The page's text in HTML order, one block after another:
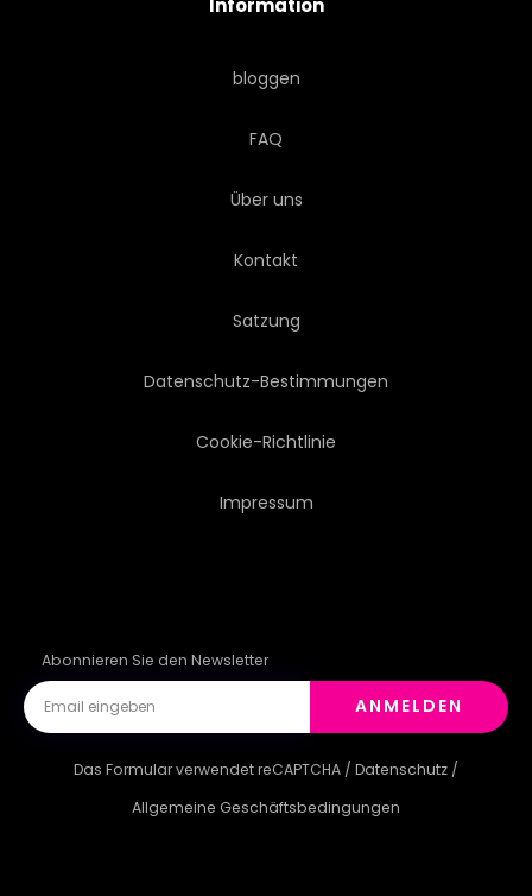
bloggen
FAQ
Über uns
Kontakt
Satzung
Datenschutz-Bestimmungen
Cookie-Richtlinie
Impressum
Abonnieren Sie den Newsletter
ANMELDEN
Das Formular verwendet reCAPTCHA / Datenschutz /
Allgemeine Geschäftsbedingungen